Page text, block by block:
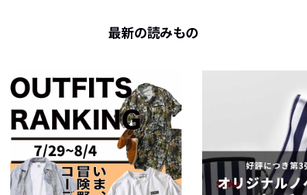
最新の読みもの